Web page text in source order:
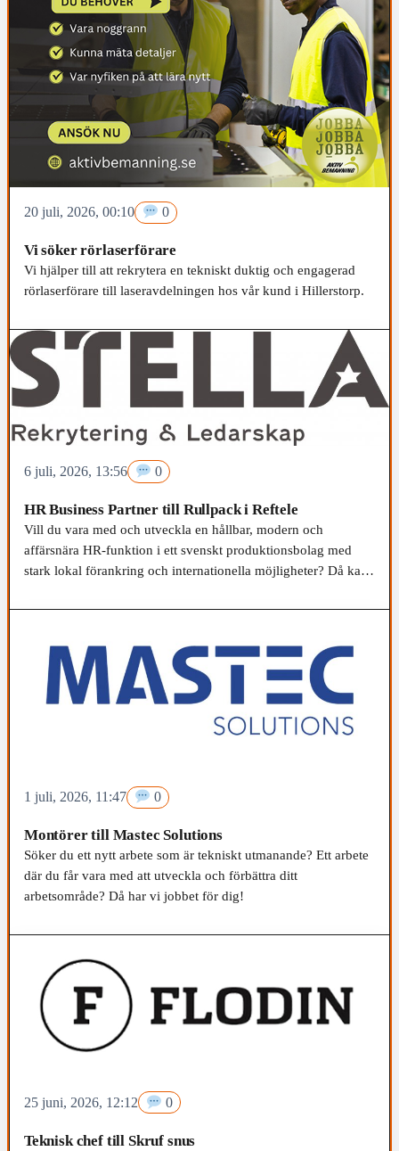
20 juli, 2026, 00:10 0
Vi söker rörlaserförare
Vi hjälper till att rekrytera en tekniskt duktig och engagerad
rörlaserförare till laseravdelningen hos vår kund i Hillerstorp.
6 juli, 2026, 13:56 0
HR Business Partner till Rullpack i Reftele
Vill du vara med och utveckla en hållbar, modern och
affärsnära HR-funktion i ett svenskt produktionsbolag med
stark lokal förankring och internationella möjligheter? Då kan
Rullpack i Reftele.
1 juli, 2026, 11:47 0
Montörer till Mastec Solutions
Söker du ett nytt arbete som är tekniskt utmanande? Ett arbete
där du får vara med att utveckla och förbättra ditt
arbetsområde? Då har vi jobbet för dig!
25 juni, 2026, 12:12 0
Teknisk chef till Skruf snus